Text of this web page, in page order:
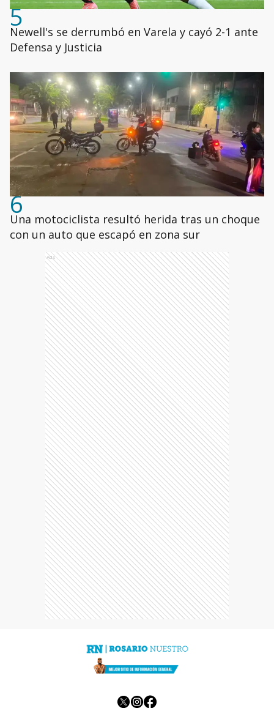
5
Newell's se derrumbó en Varela y cayó 2-1 ante
Defensa y Justicia
6
Una motociclista resultó herida tras un choque
con un auto que escapó en zona sur
Ads